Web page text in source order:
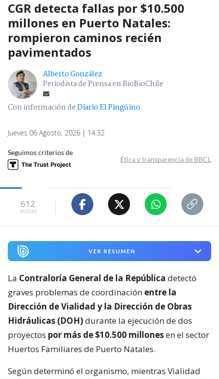
CGR detecta fallas por $10.500
millones en Puerto Natales:
rompieron caminos recién
pavimentados
Alberto González
Periodista de Prensa en BioBioChile
Con información deDiario El Pingüino
Jueves 06 Agosto, 2026 | 14:32
Seguimos criterios de
Ética y transparencia de BBCL
612
visitas
VER RESUMEN
La Contraloría General de la República detectó
graves problemas de coordinación entre la
Dirección de Vialidad y la Dirección de Obras
Hidráulicas (DOH)durante la ejecución de dos
proyectos por más de $10.500 millonesen el sector
Huertos Familiares de Puerto Natales.
Según determinó el organismo, mientras Vialidad